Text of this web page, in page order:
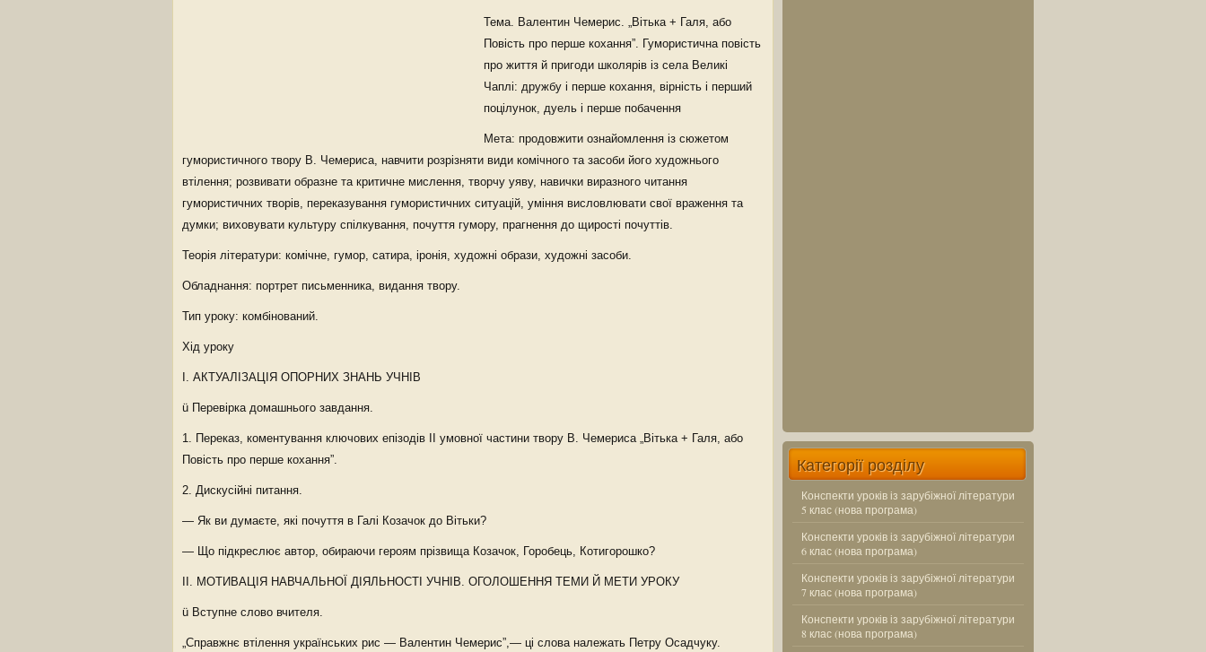
Тема. Валентин Чемерис. „Вітька + Галя, або
Повість про перше кохання”. Гумористична повість
про життя й пригоди школярів із села Великі
Чаплі: дружбу і перше кохання, вірність і перший
поцілунок, дуель і перше побачення
Мета: продовжити ознайомлення із сюжетом
гумористичного твору В. Чемериса, навчити розрізняти види комічного та засоби його художнього
втілення; розвивати образне та критичне мислення, творчу уяву, навички виразного читання
гумористичних творів, переказування гумористичних ситуацій, уміння висловлювати свої враження та
думки; виховувати культуру спілкування, почуття гумору, прагнення до щирості почуттів.
Теорія літератури: комічне, гумор, сатира, іронія, художні образи, художні засоби.
Обладнання: портрет письменника, видання твору.
Тип уроку: комбінований.
Хід уроку
І. АКТУАЛІЗАЦІЯ ОПОРНИХ ЗНАНЬ УЧНІВ
ü Перевірка домашнього завдання.
1. Переказ, коментування ключових епізодів II умовної частини твору В. Чемериса „Вітька + Галя, або
Повість про перше кохання”.
2. Дискусійні питання.
— Як ви думаєте, які почуття в Галі Козачок до Вітьки?
— Що підкреслює автор, обираючи героям прізвища Козачок, Горобець, Котигорошко?
II. МОТИВАЦІЯ НАВЧАЛЬНОЇ ДІЯЛЬНОСТІ УЧНІВ. ОГОЛОШЕННЯ ТЕМИ Й МЕТИ УРОКУ
ü Вступне слово вчителя.
„Справжнє втілення українських рис — Валентин Чемерис”,— ці слова належать Петру Осадчуку.
Категорії розділу
Конспекти уроків із зарубіжної літератури
5 клас (нова програма)
Конспекти уроків із зарубіжної літератури
6 клас (нова програма)
Конспекти уроків із зарубіжної літератури
7 клас (нова програма)
Конспекти уроків із зарубіжної літератури
8 клас (нова програма)